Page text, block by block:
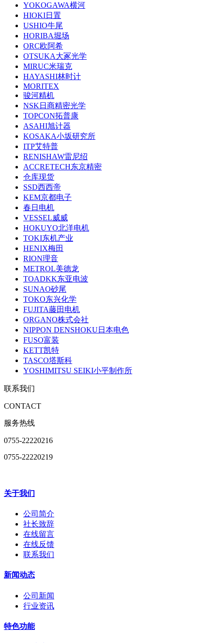
YOKOGAWA横河
HIOKI日置
USHIO牛尾
HORIBA堀场
ORC欧阿希
OTSUKA大冢光学
MIRUC米瑞克
HAYASHI林时计
MORITEX
骏河精机
NSK日商精密光学
TOPCON拓普康
ASAHI旭计器
KOSAKA小坂研究所
ITP艾特普
RENISHAW雷尼绍
ACCRETECH东京精密
仓库现货
SSD西西帝
KEM京都电子
春日电机
VESSEL威威
HOKUYO北洋电机
TOKI东机产业
HENIX梅田
RION理音
METROL美德龙
TOADKK东亚电波
SUNAO砂尾
TOKO东兴化学
FUJITA藤田电机
ORGANO株式会社
NIPPON DENSHOKU日本电色
FUSO富装
KETT凯特
TASCO塔斯科
YOSHIMITSU SEIKI小平制作所
联系我们
CONTACT
服务热线
0755-22220216
0755-22220219
关于我们
公司简介
社长致辞
在线留言
在线反馈
联系我们
新闻动态
公司新闻
行业资讯
特色功能